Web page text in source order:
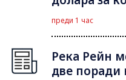
преди 1 час
Река Рейн
две поради